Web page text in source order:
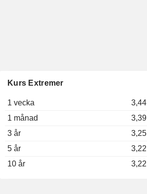
Kurs Extremer
1 vecka 3,44
1 månad
3,39
3 år
3,25
5 år
3,22
10 år
3,22